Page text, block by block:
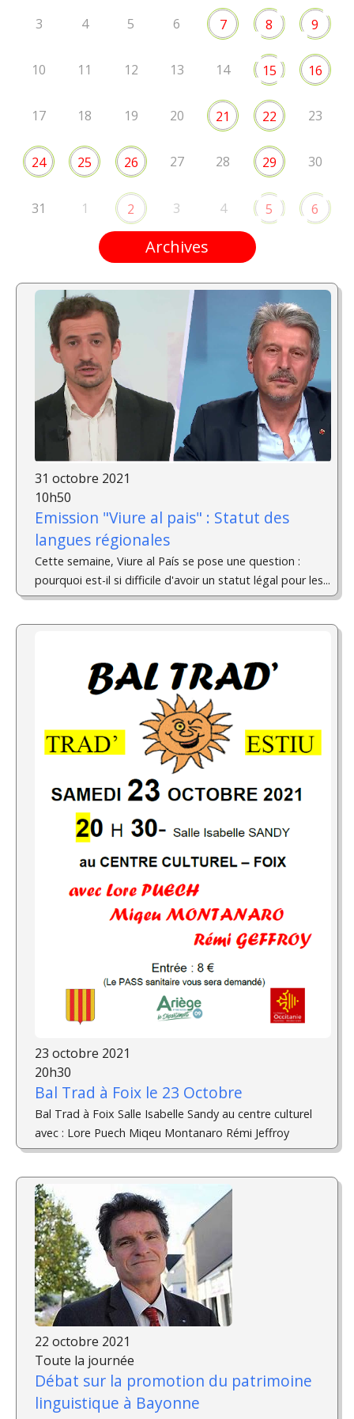
3 4 5 6 7 8 9
10 11 12 13 14 15 16
17 18 19 20 21 22 23
24 25 26 27 28 29 30
31 1 2 3 4 5 6
Archives
31 octobre 2021
10h50
Emission "Viure al pais" : Statut des
langues régionales
Cette semaine, Viure al País se pose une question :
pourquoi est-il si difficile d'avoir un statut légal pour les...
23 octobre 2021
20h30
Bal Trad à Foix le 23 Octobre
Bal Trad à Foix Salle Isabelle Sandy au centre culturel
avec : Lore Puech Miqeu Montanaro Rémi Jeffroy
22 octobre 2021
Toute la journée
Débat sur la promotion du patrimoine
linguistique à Bayonne